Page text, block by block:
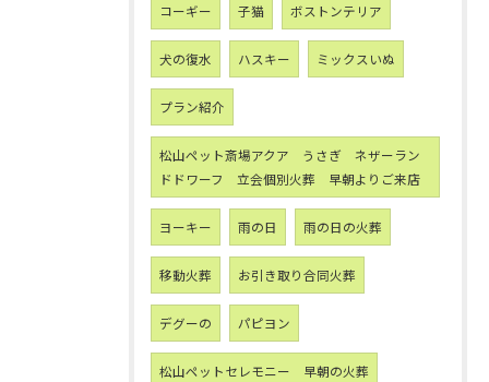
コーギー 子猫 ボストンテリア
犬の復水 ハスキー ミックスいぬ
プラン紹介
松山ペット斎場アクア うさぎ ネザーラン
ドドワーフ 立会個別火葬 早朝よりご来店
ヨーキー 雨の日 雨の日の火葬
移動火葬 お引き取り合同火葬
デグーの パピヨン
松山ペットセレモニー 早朝の火葬